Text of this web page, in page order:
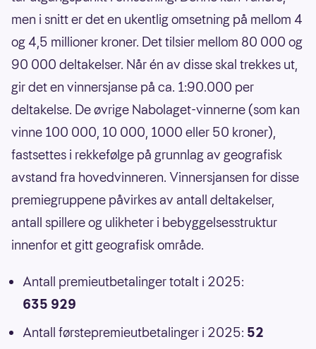
men i snitt er det en ukentlig omsetning på mellom 4
og 4,5 millioner kroner. Det tilsier mellom 80 000 og
90 000 deltakelser. Når én av disse skal trekkes ut,
gir det en vinnersjanse på ca. 1:90.000 per
deltakelse. De øvrige Nabolaget-vinnerne (som kan
vinne 100 000, 10 000, 1000 eller 50 kroner),
fastsettes i rekkefølge på grunnlag av geografisk
avstand fra hovedvinneren. Vinnersjansen for disse
premiegruppene påvirkes av antall deltakelser,
antall spillere og ulikheter i bebyggelsesstruktur
innenfor et gitt geografisk område.
Antall premieutbetalinger totalt i 2025:
635 929
Antall førstepremieutbetalinger i 2025: 52